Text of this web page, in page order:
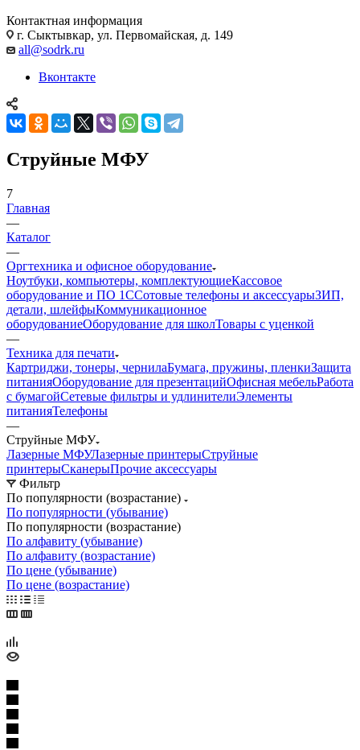
Контактная информация
г. Сыктывкар, ул. Первомайская, д. 149
all@sodrk.ru
Вконтакте
Струйные МФУ
7
Главная
—
Каталог
—
Оргтехника и офисное оборудование
Ноутбуки, компьютеры, комплектующиеКассовое
оборудование и ПО 1ССотовые телефоны и аксессуарыЗИП,
детали, шлейфыКоммуникационное
оборудованиеОборудование для школТовары с уценкой
—
Техника для печати
Картриджи, тонеры, чернилаБумага, пружины, пленкиЗащита
питанияОборудование для презентацийОфисная мебельРабота
с бумагойСетевые фильтры и удлинителиЭлементы
питанияТелефоны
—
Струйные МФУ
Лазерные МФУЛазерные принтерыСтруйные
принтерыСканерыПрочие аксессуары
Фильтр
По популярности (возрастание)
По популярности (убывание)
По популярности (возрастание)
По алфавиту (убывание)
По алфавиту (возрастание)
По цене (убывание)
По цене (возрастание)